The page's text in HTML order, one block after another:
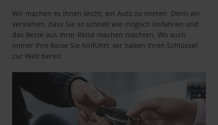
Wir machen es Ihnen leicht, ein Auto zu mieten. Denn wir
verstehen, dass Sie so schnell wie möglich losfahren und
das Beste aus Ihrer Reise machen möchten. Wo auch
immer Ihre Reise Sie hinführt, wir halten Ihren Schlüssel
zur Welt bereit.